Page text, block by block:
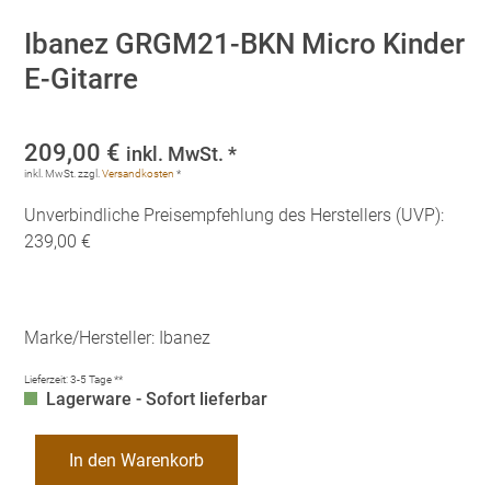
Ibanez GRGM21-BKN Micro Kinder
E-Gitarre
209,00 € inkl. MwSt. *
inkl. MwSt. zzgl.Versandkosten *
Unverbindliche Preisempfehlung des Herstellers (UVP):
239,00 €
Marke/Hersteller: Ibanez
Lieferzeit:3-5 Tage **
Lagerware - Sofort lieferbar
GRGM21-
In den Warenkorb